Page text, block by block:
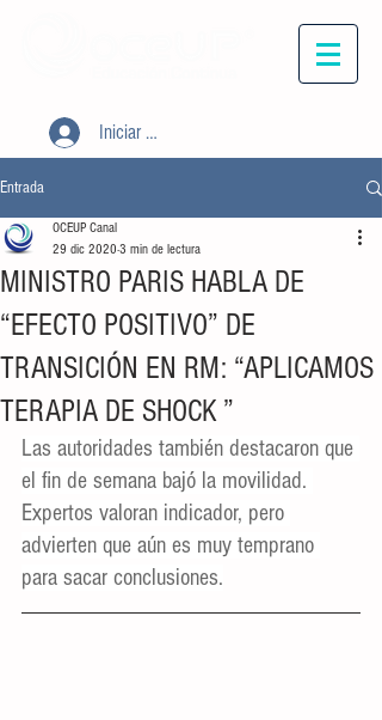
Iniciar sesión
Entrada
MINISTRO PARIS HABLA DE
“EFECTO POSITIVO” DE
TRANSICIÓN EN RM: “APLICAMOS
TERAPIA DE SHOCK ”
OCEUP Canal
29 dic 2020 3 min de lectura
Las autoridades también destacaron que
el fin de semana bajó la movilidad.
Expertos valoran indicador, pero
advierten que aún es muy temprano
para sacar conclusiones.